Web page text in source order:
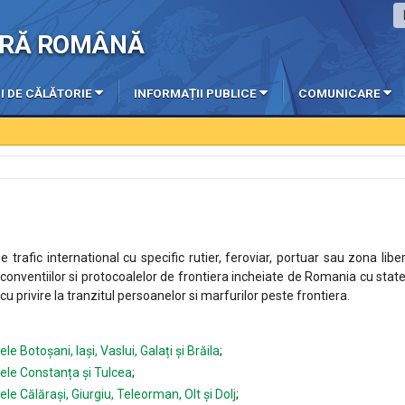
ROMÂNĂ
DE CĂLĂTORIE INFORMAȚII PUBLICE COMUNICARE
trafic international cu specific rutier, feroviar, portuar sau zona
si protocoalelor de frontiera incheiate de Romania cu
privire la tranzitul persoanelor si marfurilor peste frontiera.
Botoșani, Iași, Vaslui, Galați și Brăila;
Constanța și Tulcea;
Călărași, Giurgiu, Teleorman, Olt și Dolj;